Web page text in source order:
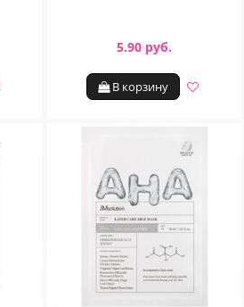
5.90 руб.
В корзину